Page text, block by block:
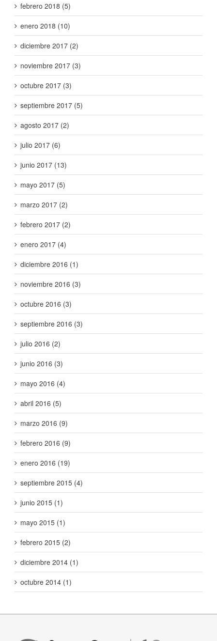
febrero 2018 (5)
enero 2018 (10)
diciembre 2017 (2)
noviembre 2017 (3)
octubre 2017 (3)
septiembre 2017 (5)
agosto 2017 (2)
julio 2017 (6)
junio 2017 (13)
mayo 2017 (5)
marzo 2017 (2)
febrero 2017 (2)
enero 2017 (4)
diciembre 2016 (1)
noviembre 2016 (3)
octubre 2016 (3)
septiembre 2016 (3)
julio 2016 (2)
junio 2016 (3)
mayo 2016 (4)
abril 2016 (5)
marzo 2016 (9)
febrero 2016 (9)
enero 2016 (19)
septiembre 2015 (4)
junio 2015 (1)
mayo 2015 (1)
febrero 2015 (2)
diciembre 2014 (1)
octubre 2014 (1)